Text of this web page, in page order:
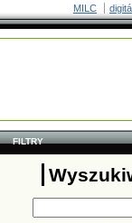
MILC
FILTRY